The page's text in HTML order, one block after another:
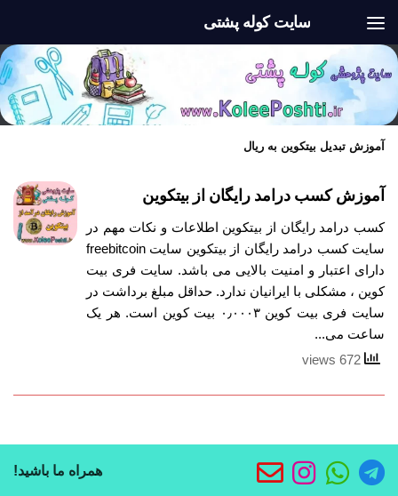
سایت کوله پشتی
آموزش تبدیل بیتکوین به ریال
آموزش کسب درامد رایگان از بیتکوین
کسب درامد رایگان از بیتکوین اطلاعات و نکات مهم در
سایت کسب درامد رایگان از بیتکوین سایت freebitcoin
دارای اعتبار و امنیت بالایی می باشد. سایت فری بیت
کوین ، مشکلی با ایرانیان ندارد. حداقل مبلغ برداشت در
سایت فری بیت کوین ۰٫۰۰۰۳ بیت کوین است. هر یک
ساعت می...
همراه ما باشید!